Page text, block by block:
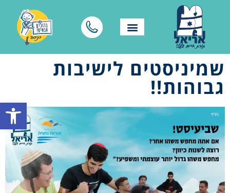
פתח
שמיניסטים לישיבות
גבוהות!!